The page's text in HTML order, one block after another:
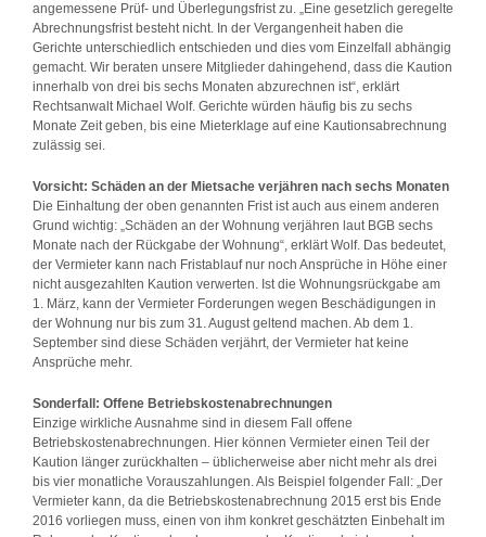
angemessene Prüf- und Überlegungsfrist zu. „Eine gesetzlich geregelte
Abrechnungsfrist besteht nicht. In der Vergangenheit haben die
Gerichte unterschiedlich entschieden und dies vom Einzelfall abhängig
gemacht. Wir beraten unsere Mitglieder dahingehend, dass die Kaution
innerhalb von drei bis sechs Monaten abzurechnen ist“, erklärt
Rechtsanwalt Michael Wolf. Gerichte würden häufig bis zu sechs
Monate Zeit geben, bis eine Mieterklage auf eine Kautionsabrechnung
zulässig sei.
Vorsicht: Schäden an der Mietsache verjähren nach sechs Monaten
Die Einhaltung der oben genannten Frist ist auch aus einem anderen
Grund wichtig: „Schäden an der Wohnung verjähren laut BGB sechs
Monate nach der Rückgabe der Wohnung“, erklärt Wolf. Das bedeutet,
der Vermieter kann nach Fristablauf nur noch Ansprüche in Höhe einer
nicht ausgezahlten Kaution verwerten. Ist die Wohnungsrückgabe am
1. März, kann der Vermieter Forderungen wegen Beschädigungen in
der Wohnung nur bis zum 31. August geltend machen. Ab dem 1.
September sind diese Schäden verjährt, der Vermieter hat keine
Ansprüche mehr.
Sonderfall: Offene Betriebskostenabrechnungen
Einzige wirkliche Ausnahme sind in diesem Fall offene
Betriebskostenabrechnungen. Hier können Vermieter einen Teil der
Kaution länger zurückhalten – üblicherweise aber nicht mehr als drei
bis vier monatliche Vorauszahlungen. Als Beispiel folgender Fall: „Der
Vermieter kann, da die Betriebskostenabrechnung 2015 erst bis Ende
2016 vorliegen muss, einen von ihm konkret geschätzten Einbehalt im